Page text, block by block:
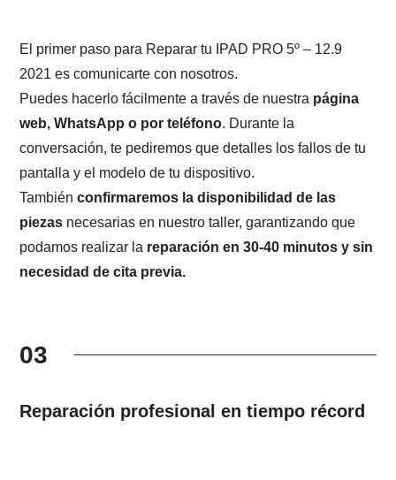
El primer paso para Reparar tu IPAD PRO 5º – 12.9
2021 es comunicarte con nosotros.
Puedes hacerlo fácilmente a través de nuestra página
web, WhatsApp o por teléfono. Durante la
conversación, te pediremos que detalles los fallos de tu
pantalla y el modelo de tu dispositivo.
Tambiénconfirmaremos la disponibilidad de las
piezas necesarias en nuestro taller, garantizando que
podamos realizar la reparación en 30-40 minutos y sin
necesidad de cita previa.
03
Reparación profesional en tiempo récord